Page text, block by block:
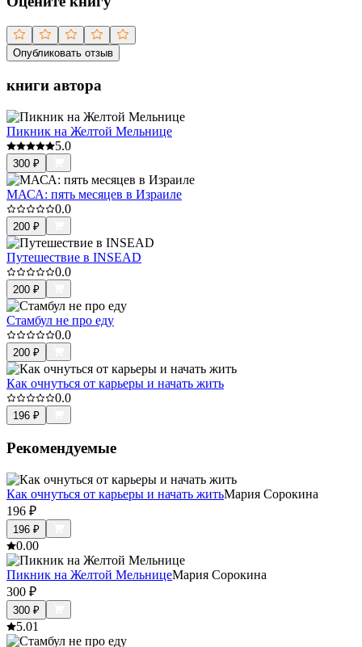
Опубликовать отзыв
книги автора
Пикник на Желтой Мельнице
5.0
300 ₽
МАСА: пять месяцев в Израиле
0.0
200 ₽
Путешествие в INSEAD
0.0
200 ₽
Стамбул не про еду
0.0
200 ₽
Как очнуться от карьеры и начать жить
0.0
196 ₽
Рекомендуемые
Как очнуться от карьеры и начать житьМария Сорокина
196 ₽
196 ₽
0.00
Пикник на Желтой МельницеМария Сорокина
300 ₽
300 ₽
5.01